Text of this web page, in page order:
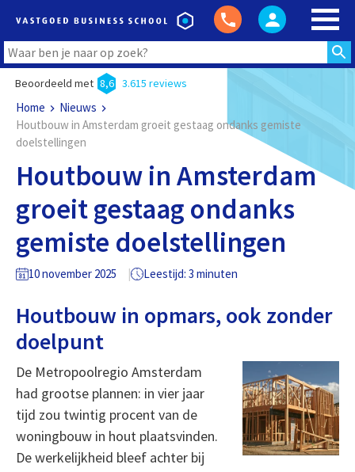
Beoordeeld met 8,6 3.615 reviews
Home
Nieuws
Houtbouw in Amsterdam groeit gestaag ondanks gemiste
doelstellingen
Houtbouw in Amsterdam
groeit gestaag ondanks
gemiste doelstellingen
10 november 2025 Leestijd: 3 minuten
Houtbouw in opmars, ook zonder
doelpunt
De Metropoolregio Amsterdam
had grootse plannen: in vier jaar
tijd zou twintig procent van de
woningbouw in hout plaatsvinden.
De werkelijkheid bleef achter bij